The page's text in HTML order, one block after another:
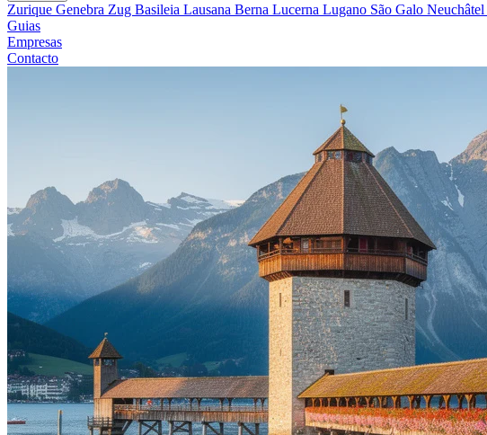
Zurique Genebra Zug Basileia Lausana Berna Lucerna Lugano São Galo Neuchâtel
Guias
Empresas
Contacto